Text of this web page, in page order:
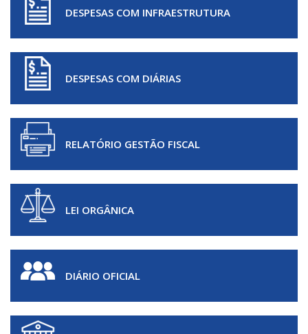
DESPESAS COM INFRAESTRUTURA
DESPESAS COM DIÁRIAS
RELATÓRIO GESTÃO FISCAL
LEI ORGÂNICA
DIÁRIO OFICIAL